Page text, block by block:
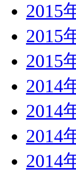
2015
2015
2015
2014
2014
2014
2014